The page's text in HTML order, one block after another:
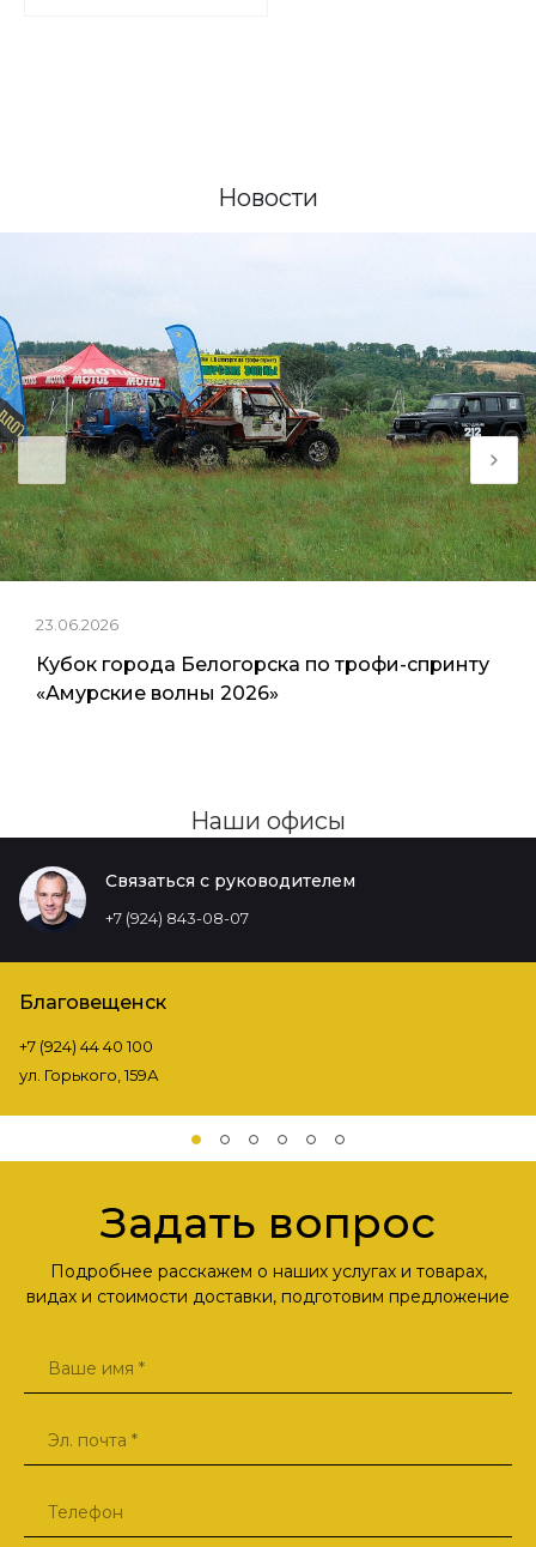
Новости
23.06.2026
Кубок города Белогорска по трофи-спринту
«Амурские волны 2026»
Наши офисы
Связаться с руководителем
+7 (924) 843-08-07
Благовещенск
+7 (924) 44 40 100
ул. Горького, 159А
Задать вопрос
Подробнее расскажем о наших услугах и товарах,
видах и стоимости доставки, подготовим предложение